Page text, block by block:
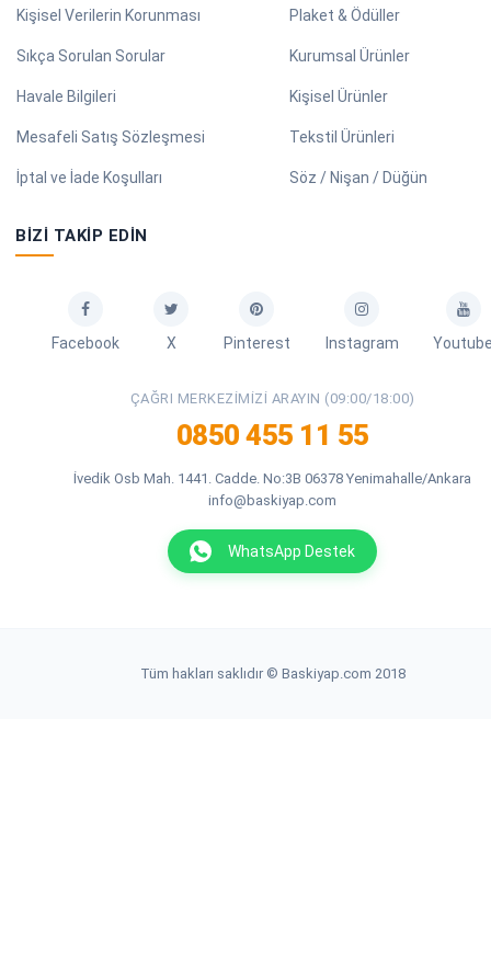
Kişisel Verilerin Korunması
Sıkça Sorulan Sorular
Havale Bilgileri
Mesafeli Satış Sözleşmesi
İptal ve İade Koşulları
Plaket & Ödüller
Kurumsal Ürünler
Kişisel Ürünler
Tekstil Ürünleri
Söz / Nişan / Düğün
BIZI TAKIP EDIN
Facebook X Pinterest Instagram
ÇAĞRI MERKEZIMIZI ARAYIN (09:00/18:00)
0850 455 11 55
İvedik Osb Mah. 1441. Cadde. No:3B 06378 Yenimahalle/Ankara
info@baskiyap.com
WhatsApp Destek
Tüm hakları saklıdır © Baskiyap.com 2018